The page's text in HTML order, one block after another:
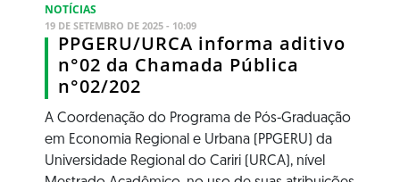
NOTÍCIAS
19 DE SETEMBRO DE 2025 - 10:09
PPGERU/URCA informa aditivo
n°02 da Chamada Pública
n°02/202
A Coordenação do Programa de Pós-Graduação
em Economia Regional e Urbana (PPGERU) da
Universidade Regional do Cariri (URCA), nível